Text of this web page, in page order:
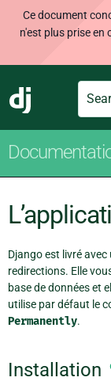
Ce document
n'est plus prise en
Search
Django est livré
redirections. Elle
base de données et
utilise par défaut le
Permanently.
Installation